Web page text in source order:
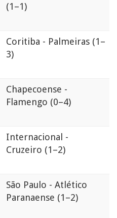
(1–1)
Coritiba - Palmeiras (1–
3)
Chapecoense -
Flamengo (0–4)
Internacional -
Cruzeiro (1–2)
São Paulo - Atlético
Paranaense (1–2)